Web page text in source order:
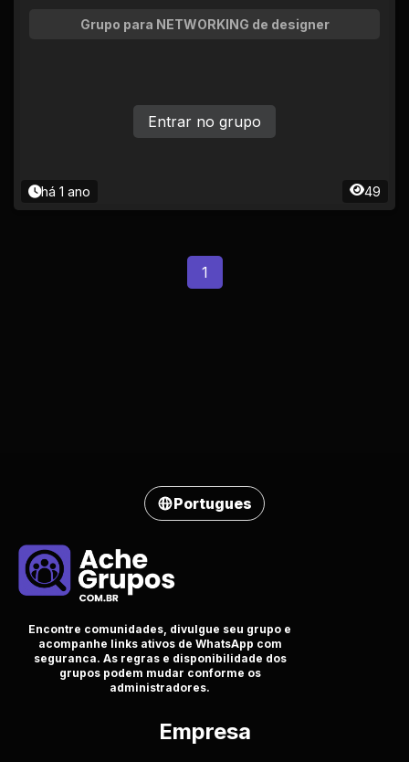
Grupo para NETWORKING de designer
há 1 ano 49
Entrar no grupo
1
Portugues
Encontre comunidades, divulgue seu grupo e
acompanhe links ativos de WhatsApp com
seguranca. As regras e disponibilidade dos
grupos podem mudar conforme os
administradores.
Empresa